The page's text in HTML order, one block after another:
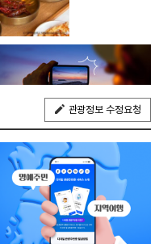
관광정보 수정요청